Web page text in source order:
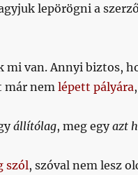
lepörögni a
mi van. Annyi biztos,
már nem lépett pályára
állítólag, meg egyazt
szól, szóval nem lesz